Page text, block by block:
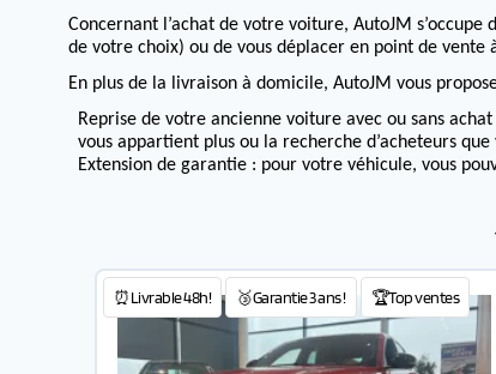
Concernant l’achat de votre voiture, AutoJM
de votre choix) ou de vous déplacer en point de vente
En plus de la livraison à domicile, AutoJM vous
Reprise de votre ancienne voiture avec ou sans
vous appartient plus ou la recherche d’acheteurs que
Extension de garantie : pour votre véhicule, vous
⏰Livrable 48h! 🥉Garantie 3 ans ! 🏆Top ventes